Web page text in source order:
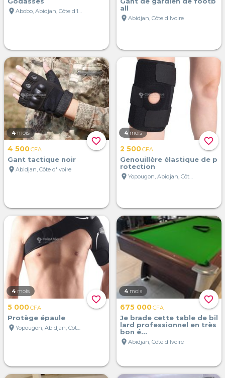
location_on
Abobo, Abidjan, Côte d'Ivoire
all
location_on Abidjan, Côte d'Ivoire
favorite_border
4 mois
4 500CFA
Gant tactique noir
location_on Abidjan, Côte d'Ivoire
favorite_border
4 mois
2 500CFA
Genouillère élastique de p
rotection
location_on
Yopougon, Abidjan, Côte d'Ivoire
favorite_border
4 mois
5 000CFA
Protège épaule
location_on
Yopougon, Abidjan, Côte d'Ivoire
favorite_border
4 mois
675 000CFA
Je brade cette table de bil
lard professionnel en très
bon é...
location_on Abidjan, Côte d'Ivoire